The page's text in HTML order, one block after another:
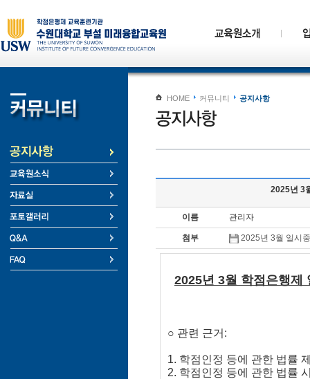
HOME 커뮤니티 공지사항
2025년 3
이름 관리자
첨부 2025년 3월 일시
2025년 3월 학점은행제
○ 관련 근거:
1. 학점인정 등에 관한 법률
2. 학점인정 등에 관한 법률